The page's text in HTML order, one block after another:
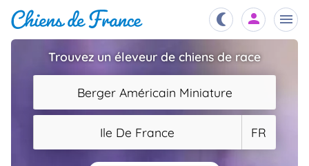
Chiots
Éleveurs
Étalons
Trouvez un éleveur de chiens de race
Berger Américain Miniature
Ile De France FR